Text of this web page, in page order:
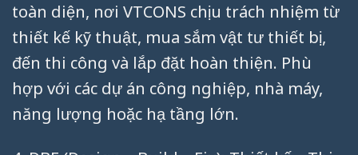
toàn diện, nơi VTCONS chịu trách nhiệm từ
thiết kế kỹ thuật, mua sắm vật tư thiết bị,
đến thi công và lắp đặt hoàn thiện. Phù
hợp với các dự án công nghiệp, nhà máy,
năng lượng hoặc hạ tầng lớn.